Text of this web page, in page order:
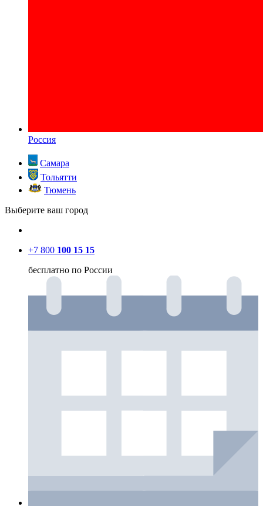
Россия
Самара
Тольятти
Тюмень
Выберите ваш город
+7 800 100 15 15
бесплатно по России